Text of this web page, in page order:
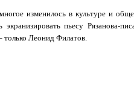
изменилось в культуре и
экранизировать пьесу Рязанова-
только Леонид Филатов.